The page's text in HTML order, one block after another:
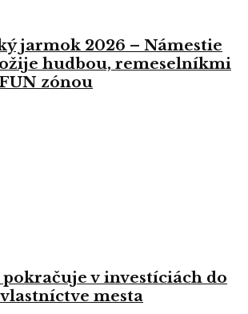
jarmok 2026 – Námestie
hudbou, remeselníkmi
zónou
pokračuje v investíciách do
mesta